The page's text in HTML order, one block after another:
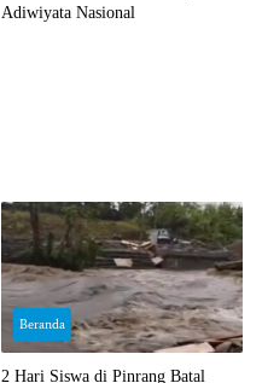
Adiwiyata Nasional
Beranda
2 Hari Siswa di Pinrang Batal